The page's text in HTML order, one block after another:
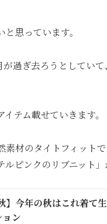
思っています。
過ぎ去ろうとしてい
テム載せていきます。
材のタイトフィット
ピンクのリブニット」
】今年の秋はこれ着て
ン